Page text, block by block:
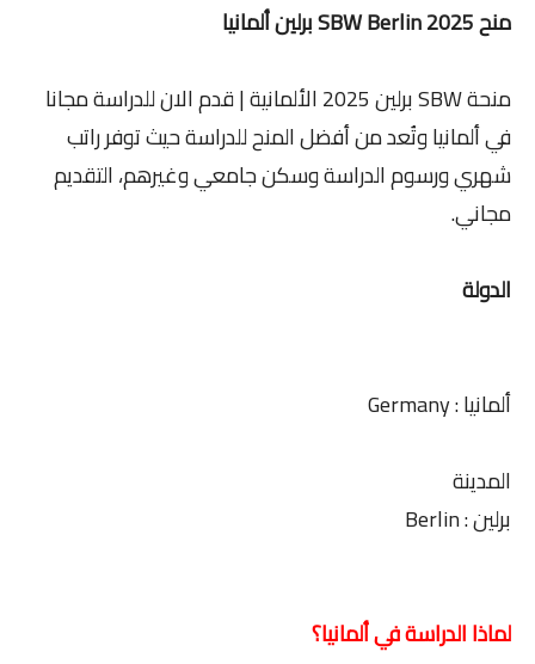
منح SBW Berlin 2025 برلين ألمانيا
منحة SBW برلين 2025 الألمانية | قدم الان للدراسة مجانا
في ألمانيا وتُعد من أفضل المنح للدراسة حيث توفر راتب
شهري ورسوم الدراسة وسكن جامعي وغيرهم، التقديم
مجاني.
الدولة
ألمانيا : Germany
المدينة
برلين : Berlin
لماذا الدراسة في ألمانيا؟